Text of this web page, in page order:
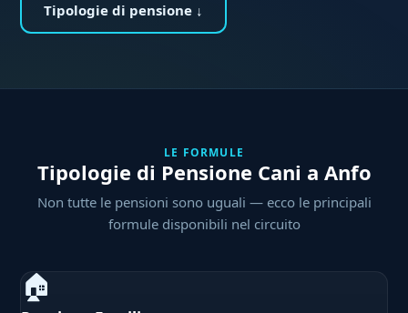
Tipologie di pensione ↓
LE FORMULE
Tipologie di Pensione Cani a Anfo
Non tutte le pensioni sono uguali — ecco le principali
formule disponibili nel circuito
🏠